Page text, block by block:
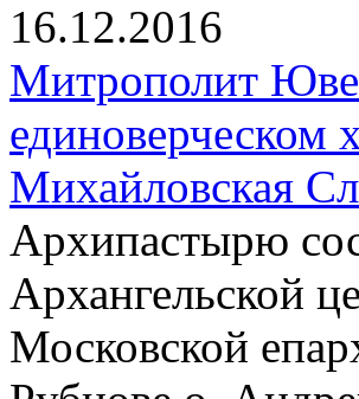
16.12.2016
Митрополит
единоверческом
Михайловская
Архипастырю
Архангельской
Московской